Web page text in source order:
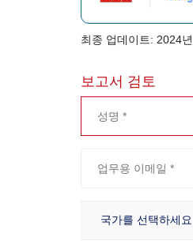
최종 업데이트: 2024
보고서 검토